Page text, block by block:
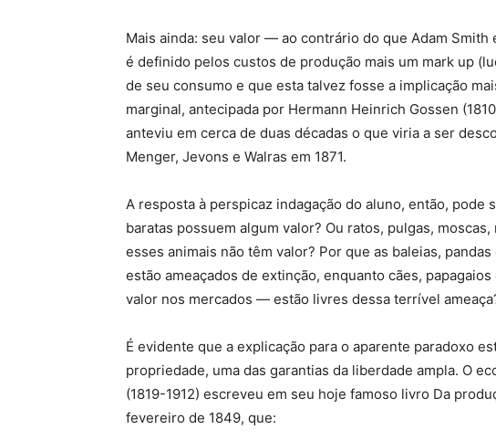
Mais ainda: seu valor — ao contrário do que Adam
é definido pelos custos de produção mais um mark up
de seu consumo e que esta talvez fosse a implicação
marginal, antecipada por Hermann Heinrich Gossen
anteviu em cerca de duas décadas o que viria a ser
Menger, Jevons e Walras em 1871.
A resposta à perspicaz indagação do aluno, então, pode
baratas possuem algum valor? Ou ratos, pulgas,
esses animais não têm valor? Por que as baleias,
estão ameaçados de extinção, enquanto cães,
valor nos mercados — estão livres dessa terrível
É evidente que a explicação para o aparente paradoxo
propriedade, uma das garantias da liberdade ampla. O
(1819-1912) escreveu em seu hoje famoso livro Da
fevereiro de 1849, que: